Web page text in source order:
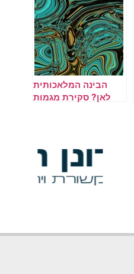
הבינה המלאכותית
לאן? סקירת מגמות